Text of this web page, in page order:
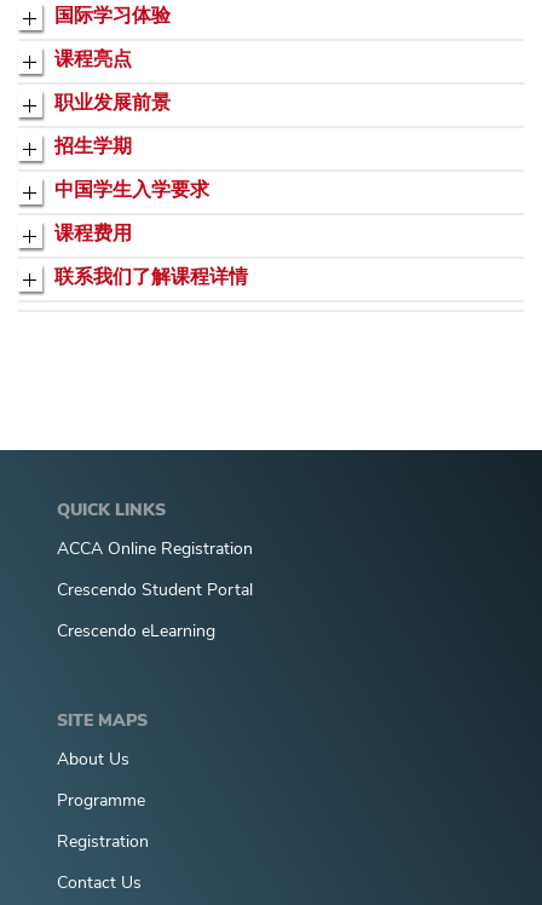
国际学习体验
课程亮点
职业发展前景
招生学期
中国学生入学要求
课程费用
联系我们了解课程详情
QUICK LINKS
ACCA Online Registration
Crescendo Student Portal
Crescendo eLearning
SITE MAPS
About Us
Programme
Registration
Contact Us